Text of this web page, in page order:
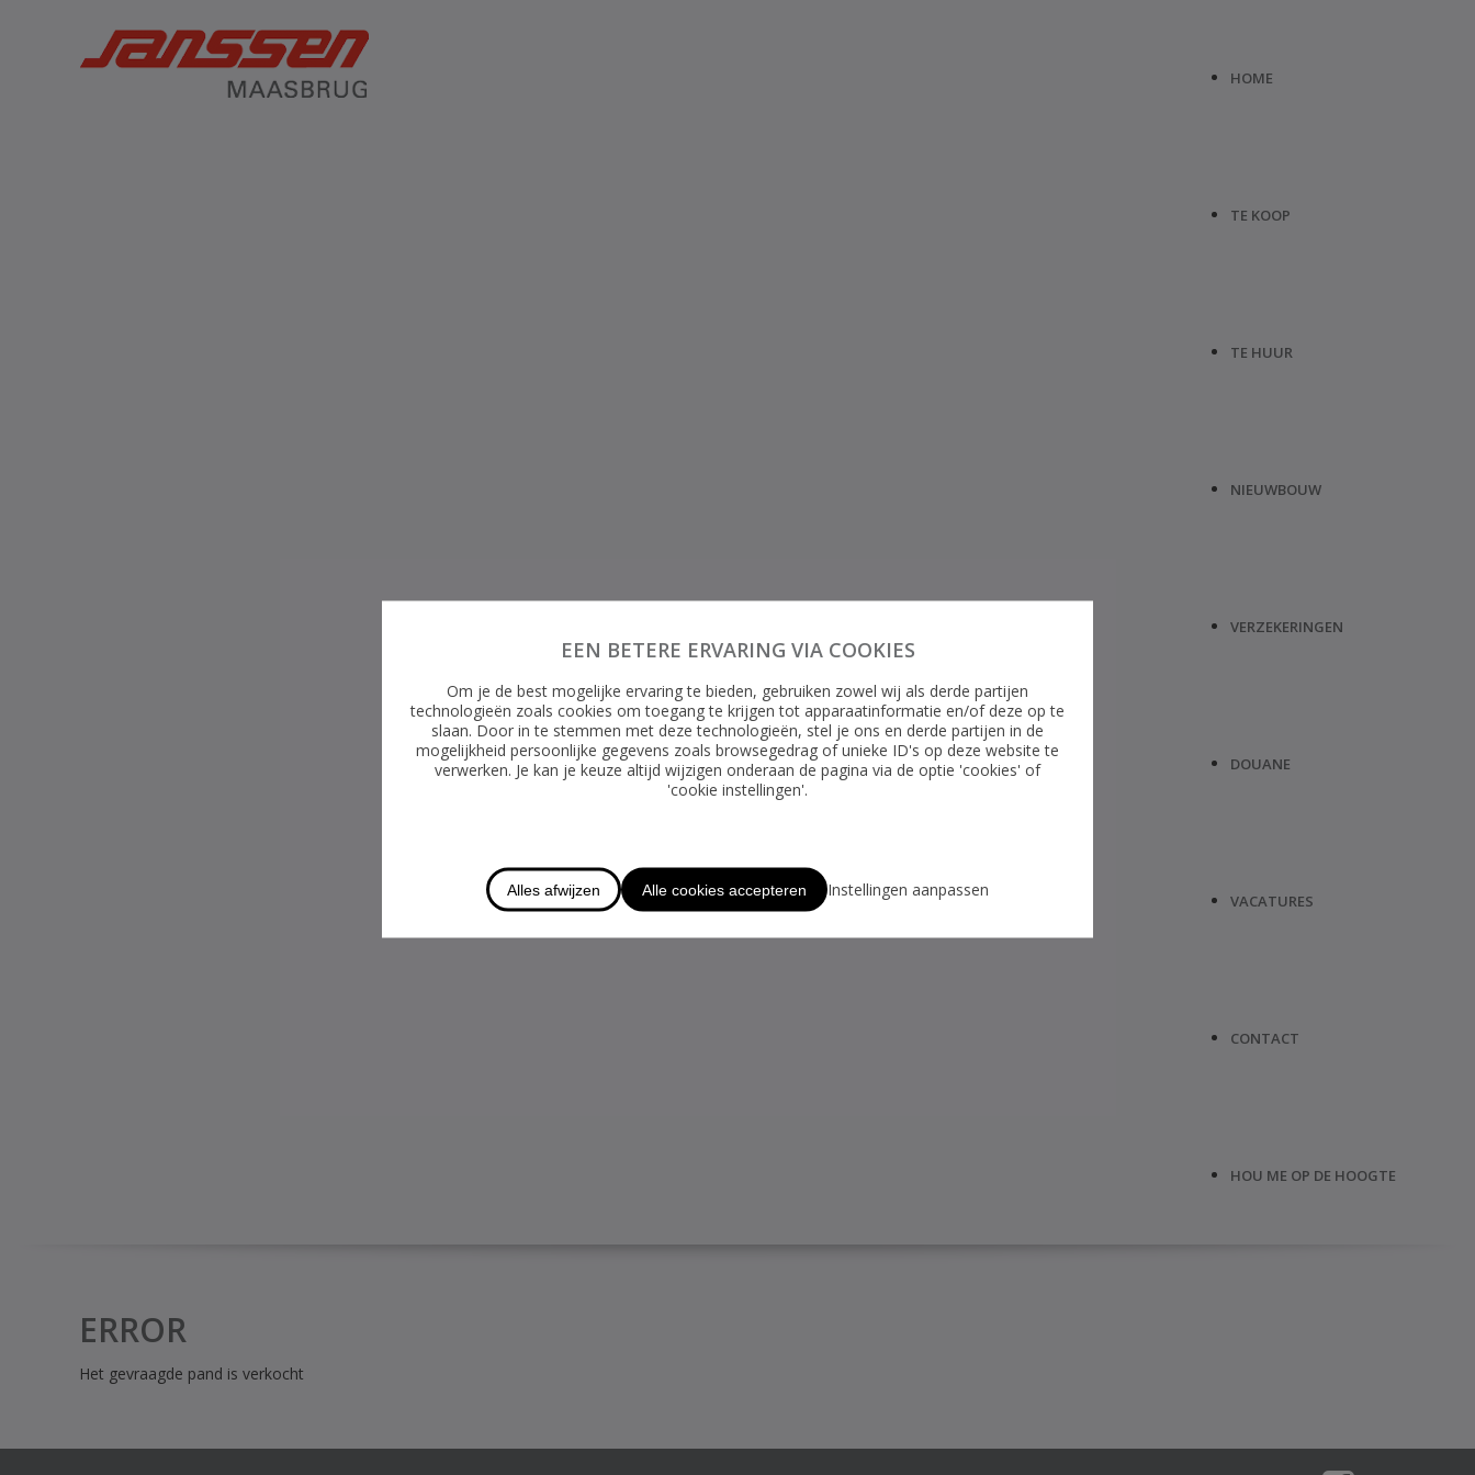
HOME
TE KOOP
TE HUUR
NIEUWBOUW
VERZEKERINGEN
DOUANE
VACATURES
CONTACT
HOU ME OP DE HOOGTE
ERROR
Het gevraagde pand is verkocht
EEN BETERE ERVARING VIA COOKIES
Om je de best mogelijke ervaring te bieden, gebruiken zowel wij als derde partijen
technologieën zoals cookies om toegang te krijgen tot apparaatinformatie en/of deze op te
slaan. Door in te stemmen met deze technologieën, stel je ons en derde partijen in de
mogelijkheid persoonlijke gegevens zoals browsegedrag of unieke ID's op deze website te
verwerken. Je kan je keuze altijd wijzigen onderaan de pagina via de optie 'cookies' of
'cookie instellingen'.
Alles afwijzen Alle cookies accepteren Instellingen aanpassen